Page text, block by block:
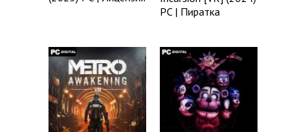
PC | Пиратка